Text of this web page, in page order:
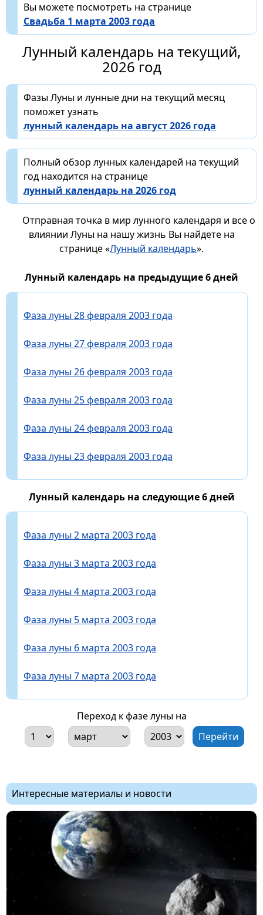
Вы можете посмотреть на странице
Свадьба 1 марта 2003 года
Лунный календарь на текущий,
2026 год
Фазы Луны и лунные дни на текущий месяц
поможет узнать
лунный календарь на август 2026 года
Полный обзор лунных календарей на текущий
год находится на странице
лунный календарь на 2026 год
Отправная точка в мир лунного календаря и все о
влиянии Луны на нашу жизнь Вы найдете на
странице «Лунный календарь».
Лунный календарь на предыдущие 6 дней
Фаза луны 28 февраля 2003 года
Фаза луны 27 февраля 2003 года
Фаза луны 26 февраля 2003 года
Фаза луны 25 февраля 2003 года
Фаза луны 24 февраля 2003 года
Фаза луны 23 февраля 2003 года
Лунный календарь на следующие 6 дней
Фаза луны 2 марта 2003 года
Фаза луны 3 марта 2003 года
Фаза луны 4 марта 2003 года
Фаза луны 5 марта 2003 года
Фаза луны 6 марта 2003 года
Фаза луны 7 марта 2003 года
Переход к фазе луны на
Интересные материалы и новости